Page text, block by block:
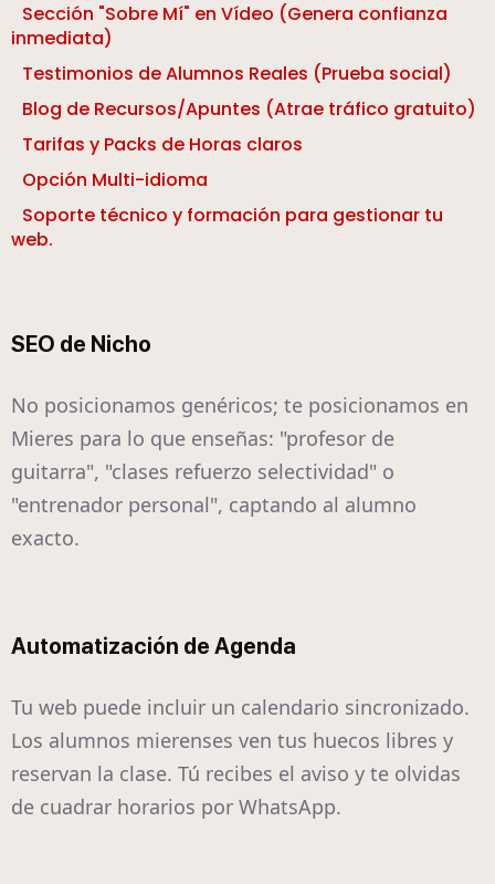
Sección "Sobre Mí" en Vídeo (Genera confianza
inmediata)
Testimonios de Alumnos Reales (Prueba social)
Blog de Recursos/Apuntes (Atrae tráfico gratuito)
Tarifas y Packs de Horas claros
Opción Multi-idioma
Soporte técnico y formación para gestionar tu
web.
SEO de Nicho
No posicionamos genéricos; te posicionamos en
Mieres para lo que enseñas: "profesor de
guitarra", "clases refuerzo selectividad" o
"entrenador personal", captando al alumno
exacto.
Automatización de Agenda
Tu web puede incluir un calendario sincronizado.
Los alumnos mierenses ven tus huecos libres y
reservan la clase. Tú recibes el aviso y te olvidas
de cuadrar horarios por WhatsApp.